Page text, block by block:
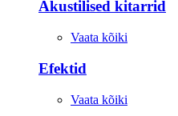
Akustilised kitarrid
Vaata kõiki
Efektid
Vaata kõiki